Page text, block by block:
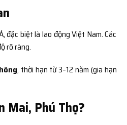
biệt là lao động Việt Nam. Các
rõ ràng.
, thời hạn từ 3–12 năm (gia hạn
Mai, Phú Thọ?